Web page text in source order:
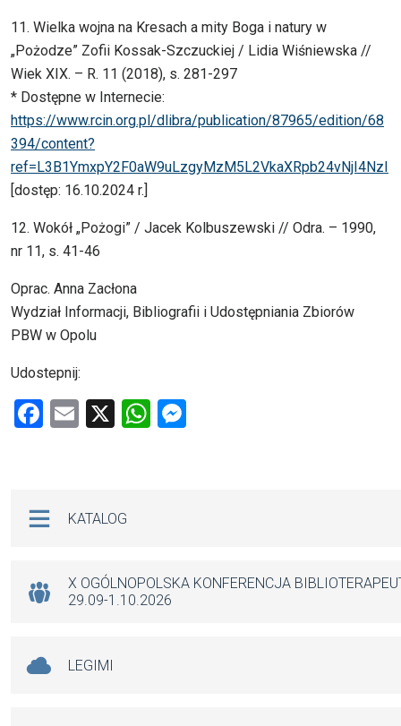
11. Wielka wojna na Kresach a mity Boga i natury w
„Pożodze” Zofii Kossak-Szczuckiej / Lidia Wiśniewska //
Wiek XIX. – R. 11 (2018), s. 281-297
* Dostępne w Internecie:
https://www.rcin.org.pl/dlibra/publication/87965/edition/68
394/content?
ref=L3B1YmxpY2F0aW9uLzgyMzM5L2VkaXRpb24vNjI4NzI
[dostęp: 16.10.2024 r.]
12. Wokół „Pożogi” / Jacek Kolbuszewski // Odra. – 1990,
nr 11, s. 41-46
Oprac. Anna Zacłona
Wydział Informacji, Bibliografii i Udostępniania Zbiorów
PBW w Opolu
Udostepnij:
F
o
k
E
X
W
p
KATALOG
X OGÓLNOPOLSKA KONFERENCJA
29.09-1.10.2026
LEGIMI